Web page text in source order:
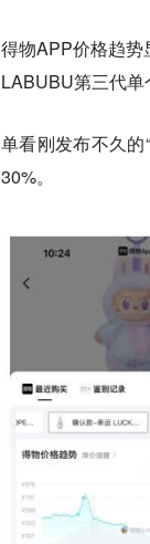
得物APP价格趋势
LABUBU第三代单
单看刚发布不久的
30%。